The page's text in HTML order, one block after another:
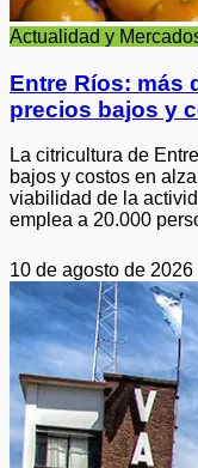
Actualidad y
Entre Ríos: más
precios bajos y
La citricultura de
bajos y costos en
viabilidad de la
emplea a 20.000
10 de agosto de 2026